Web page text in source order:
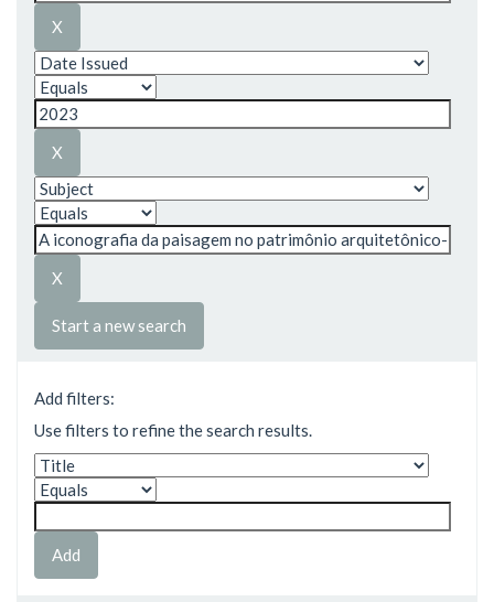
Start a new search
Add filters:
Use filters to refine the search results.